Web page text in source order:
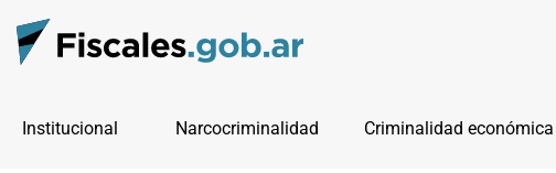
Institucional Narcocriminalidad Criminalidad económica